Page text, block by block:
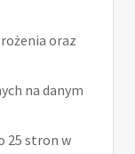
oraz
na danym
25 stron w